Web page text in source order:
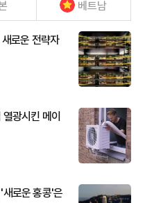
베트남
로운 전략자
광시킨 메이
로운 홍콩'은